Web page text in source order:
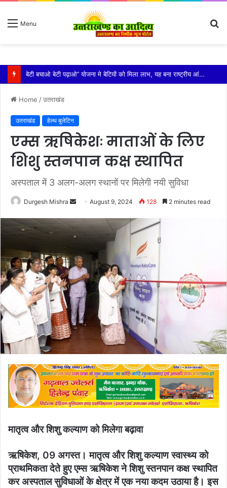
Menu
विशिष्ट पहचान बना रही है आदि कैलाश परिक्रमा: महाराज
Home /उतराखंड
उतराखंड हेल्थ बुलेटिन
एम्स ऋषिकेशः माताओं के लिए
शिशु स्तनपान कक्ष स्थापित
अस्पताल में 3 अलग-अलग स्थानों पर मिलेगी नयी सुविधा
Durgesh Mishra
Send
email
August 9, 2024 128 2 minutes read
मातृत्व और शिशु कल्याण को मिलेगा बढ़ावा
ऋषिकेश, 09 अगस्त। मातृत्व और शिशु कल्याण स्वास्थ्य को
प्राथमिकता देते हुए एम्स ऋषिकेश ने शिशु स्तनपान कक्ष स्थापित
कर अस्पताल सुविधाओं के क्षेत्र में एक नया कदम उठाया है। इस